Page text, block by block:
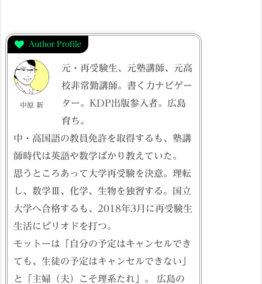
Author Profile
中原 新
元・再受験生、元塾講師、元高
校非常勤講師。書く力ナビゲー
ター。KDP出版参入者。広島
育ち。
中・高国語の教員免許を取得するも、塾講
師時代は英語や数学ばかり教えていた。
思うところあって大学再受験を決意。理転
し、数学Ⅲ、化学、生物を独習する。国立
大学へ合格するも、2018年3月に再受験生
生活にピリオドを打つ。
モットーは「自分の予定はキャンセルでき
ても、生徒の予定はキャンセルできない」
と「主婦（夫）こそ理系たれ」。 広島の